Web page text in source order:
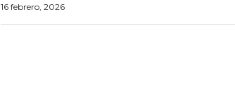
16 febrero, 2026